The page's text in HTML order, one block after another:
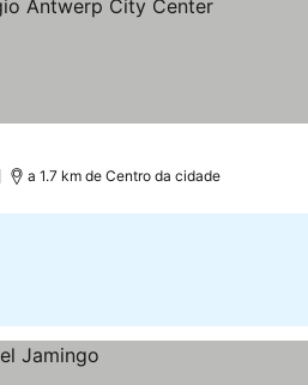
a 1.7 km de Centro da cidade